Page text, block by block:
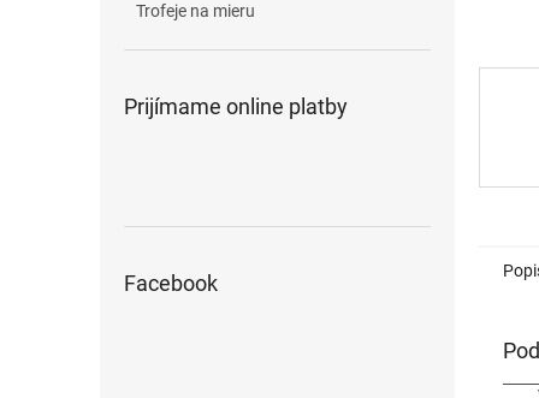
Trofeje na mieru
Prijímame online platby
Facebook